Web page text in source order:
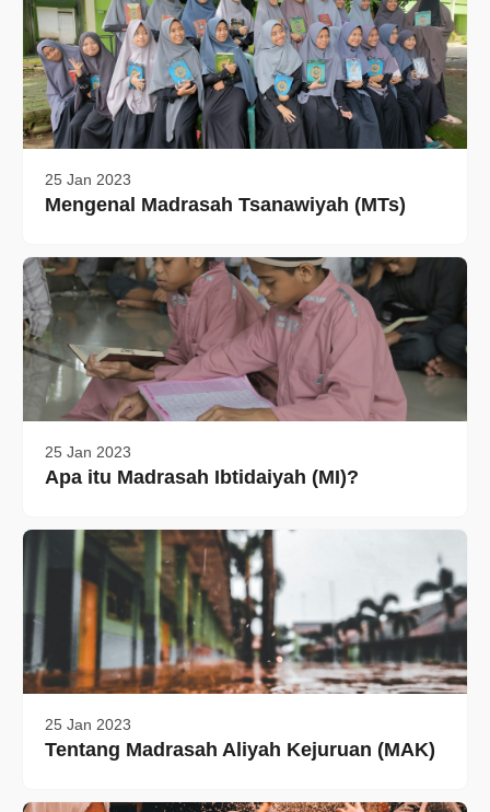
25 Jan 2023
Mengenal Madrasah Tsanawiyah (MTs)
25 Jan 2023
Apa itu Madrasah Ibtidaiyah (MI)?
25 Jan 2023
Tentang Madrasah Aliyah Kejuruan (MAK)